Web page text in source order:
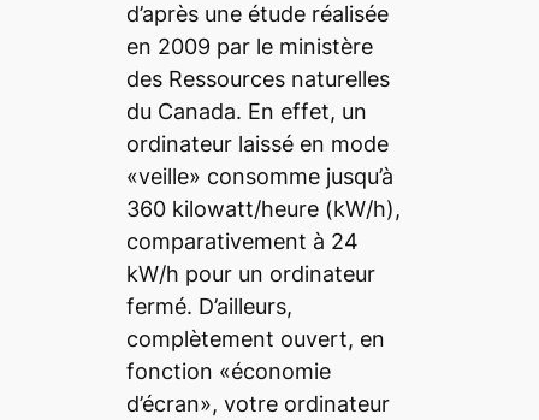
d’après une étude réalisée
en 2009 par le ministère
des Ressources naturelles
du Canada. En effet, un
ordinateur laissé en mode
«veille» consomme jusqu’à
360 kilowatt/heure (kW/h),
comparativement à 24
kW/h pour un ordinateur
fermé. D’ailleurs,
complètement ouvert, en
fonction «économie
d’écran», votre ordinateur